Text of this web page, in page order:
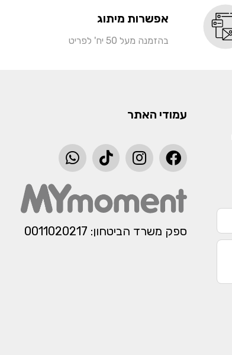
אפשרות מיתוג
בהזמנה מעל 50 יח' לפריט
עמודי האתר
ספק משרד הביטחון: 0011020217​​